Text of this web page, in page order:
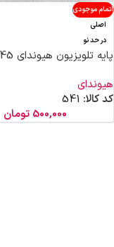
اتمام موجودی
اصلی
در حد نو
پایه تلویزیون هیوندای 50SX645
هیوندای
کد کالا: 541
500,000 تومان